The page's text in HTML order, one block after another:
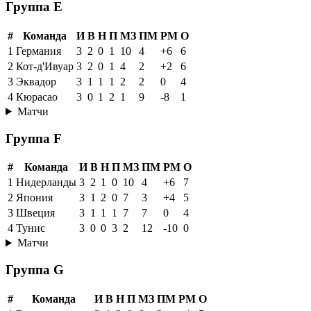
Группа E
# Команда И В Н П МЗ ПМ РМ О
1 Германия 3 2 0 1 10 4 +6
6
2 Кот-д'Ивуар 3 2 0 1 4 2 +2
6
3 Эквадор 3 1 1 1 2 2 0
4
4 Кюрасао 3 0 1 2 1 9 -8
1
Матчи
Группа F
# Команда И В Н П МЗ ПМ РМ О
1 Нидерланды 3 2 1 0 10 4 +6
7
2 Япония 3 1 2 0 7 3 +4
5
3 Швеция 3 1 1 1 7 7 0
4
4 Тунис 3 0 0 3 2 12 -10 0
Матчи
Группа G
# Команда И В Н П МЗ ПМ РМ О